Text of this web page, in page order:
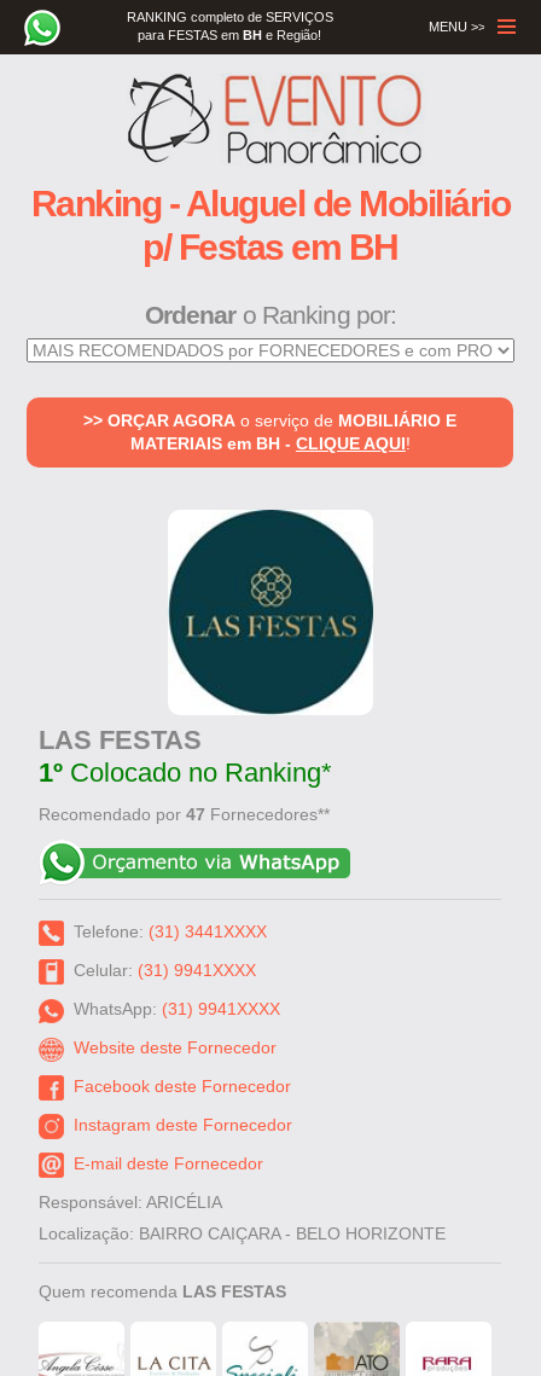
RANKING completo de SERVIÇOS
para FESTAS em BH e Região!
MENU >>
Ranking - Aluguel de Mobiliário
p/ Festas em BH
Ordenaro Ranking por:
>> ORÇAR AGORA o serviço de MOBILIÁRIO E
MATERIAIS em BH - CLIQUE AQUI!
LAS FESTAS
1º Colocado no Ranking*
Recomendado por47 Fornecedores**
Telefone: (31) 3441XXXX
Celular: (31) 9941XXXX
WhatsApp: (31) 9941XXXX
Website deste Fornecedor
Facebook deste Fornecedor
Instagram deste Fornecedor
E-mail deste Fornecedor
Responsável: ARICÉLIA
Localização: BAIRRO CAIÇARA - BELO HORIZONTE
Quem recomenda LAS FESTAS